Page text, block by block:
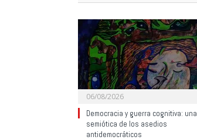
06/08/2026
Democracia y guerra cognitiva: una
semiótica de los asedios
antidemocráticos